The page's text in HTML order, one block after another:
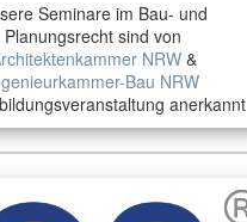
Seminare im Bau- und
Planungsrecht sind von
NRW&
Bau NRW
anerkannt